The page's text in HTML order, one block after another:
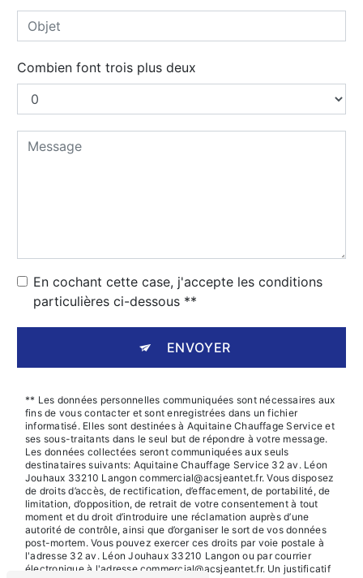
Combien font trois plus deux
En cochant cette case, j'accepte les conditions
particulières ci-dessous **
ENVOYER
** Les données personnelles communiquées sont nécessaires aux
fins de vous contacter et sont enregistrées dans un fichier
informatisé. Elles sont destinées à Aquitaine Chauffage Service et
ses sous-traitants dans le seul but de répondre à votre message.
Les données collectées seront communiquées aux seuls
destinataires suivants: Aquitaine Chauffage Service 32 av. Léon
Jouhaux 33210 Langon commercial@acsjeantet.fr. Vous disposez
de droits d’accès, de rectification, d’effacement, de portabilité, de
limitation, d’opposition, de retrait de votre consentement à tout
moment et du droit d’introduire une réclamation auprès d’une
autorité de contrôle, ainsi que d’organiser le sort de vos données
post-mortem. Vous pouvez exercer ces droits par voie postale à
l'adresse 32 av. Léon Jouhaux 33210 Langon ou par courrier
électronique à l'adresse commercial@acsjeantet.fr. Un justificatif